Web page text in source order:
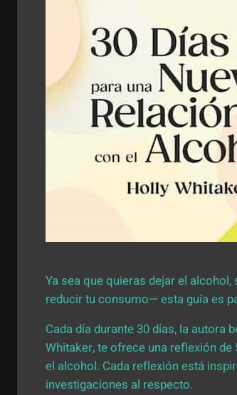
Ya sea que quieras dejar el
reducir tu consumo— esta guía es
Cada día durante 30 días, la autora
Whitaker, te ofrece una reflexión
el alcohol. Cada reflexión está
investigaciones al respecto.